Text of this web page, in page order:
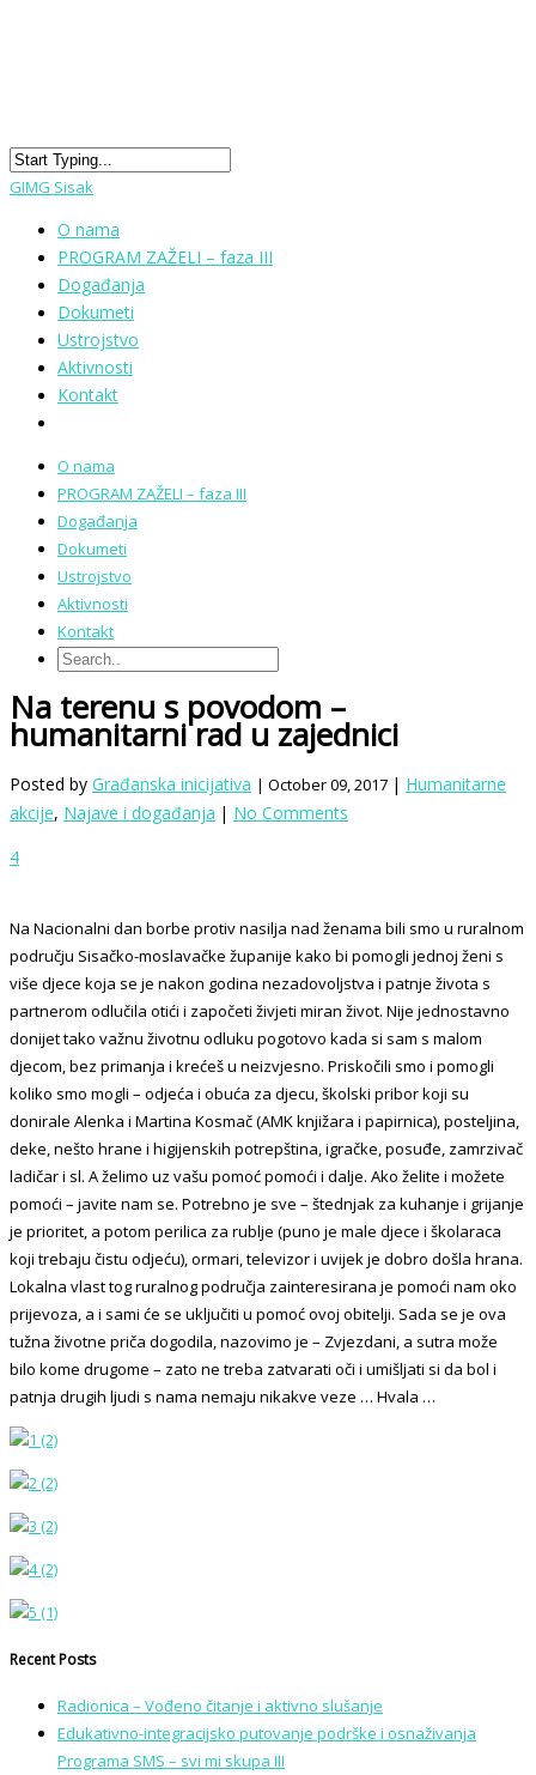
GIMG Sisak
O nama
PROGRAM ZAŽELI – faza III
Događanja
Dokumeti
Ustrojstvo
Aktivnosti
Kontakt
O nama
PROGRAM ZAŽELI – faza III
Događanja
Dokumeti
Ustrojstvo
Aktivnosti
Kontakt
Na terenu s povodom –
humanitarni rad u zajednici
Posted by Građanska inicijativa | October 09, 2017 | Humanitarne
akcije, Najave i događanja | No Comments
4
Na Nacionalni dan borbe protiv nasilja nad ženama bili smo u ruralnom
području Sisačko-moslavačke županije kako bi pomogli jednoj ženi s
više djece koja se je nakon godina nezadovoljstva i patnje života s
partnerom odlučila otići i započeti živjeti miran život. Nije jednostavno
donijet tako važnu životnu odluku pogotovo kada si sam s malom
djecom, bez primanja i krećeš u neizvjesno. Priskočili smo i pomogli
koliko smo mogli – odjeća i obuća za djecu, školski pribor koji su
donirale Alenka i Martina Kosmač (AMK knjižara i papirnica), posteljina,
deke, nešto hrane i higijenskih potrepština, igračke, posuđe, zamrzivač
ladičar i sl. A želimo uz vašu pomoć pomoći i dalje. Ako želite i možete
pomoći – javite nam se. Potrebno je sve – štednjak za kuhanje i grijanje
je prioritet, a potom perilica za rublje (puno je male djece i školaraca
koji trebaju čistu odjeću), ormari, televizor i uvijek je dobro došla hrana.
Lokalna vlast tog ruralnog područja zainteresirana je pomoći nam oko
prijevoza, a i sami će se uključiti u pomoć ovoj obitelji. Sada se je ova
tužna životne priča dogodila, nazovimo je – Zvjezdani, a sutra može
bilo kome drugome – zato ne treba zatvarati oči i umišljati si da bol i
patnja drugih ljudi s nama nemaju nikakve veze … Hvala …
Recent Posts
Radionica – Vođeno čitanje i aktivno slušanje
Edukativno-integracijsko putovanje podrške i osnaživanja
Programa SMS – svi mi skupa III